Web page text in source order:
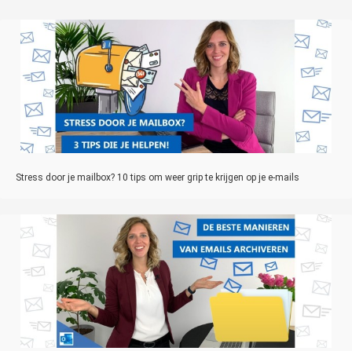
Stress door je mailbox? 10 tips om weer grip te krijgen op je e-mails